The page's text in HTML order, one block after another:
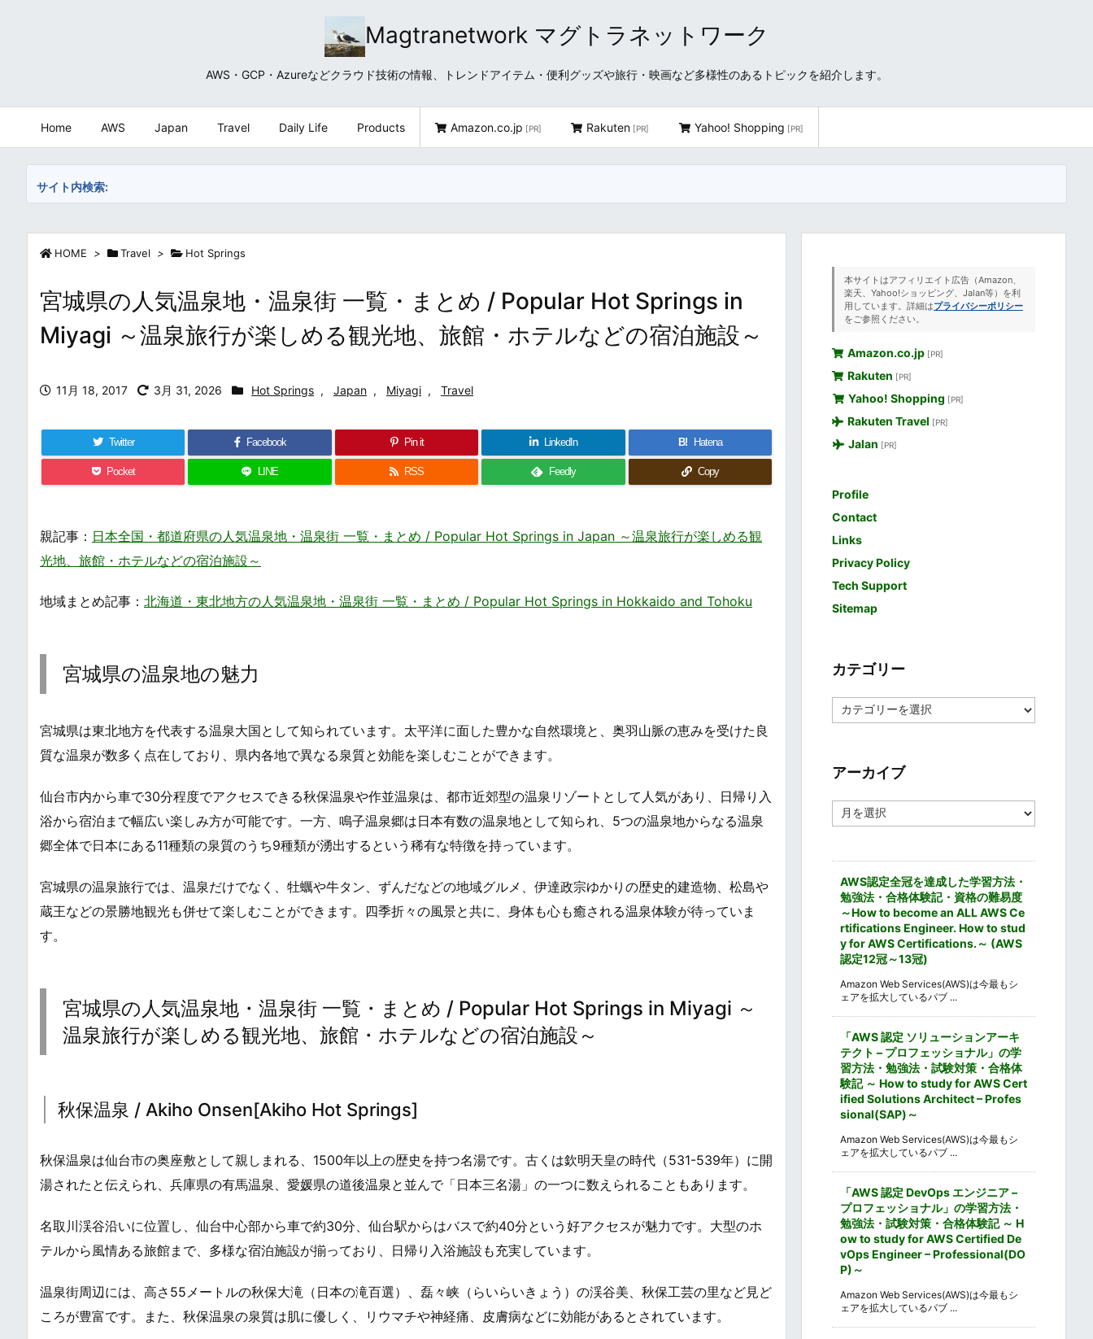
Magtranetwork マグトラネットワーク
AWS・GCP・Azureなどクラウド技術の情報、トレンドアイテム・便利グッズや旅行・映画など多様性のあるトピックを紹介します。
Home AWS Japan Travel Daily Life Products Amazon.co.jp [PR] Rakuten [PR] Yahoo! Shopping [PR]
サイト内検索:
HOME > Travel > Hot Springs
宮城県の人気温泉地・温泉街 一覧・まとめ / Popular Hot Springs in
Miyagi ～温泉旅行が楽しめる観光地、旅館・ホテルなどの宿泊施設～
11月 18, 2017 3月 31, 2026 Hot Springs , Japan , Miyagi , Travel
Twitter Facebook Pin it LinkedIn B! Hatena
Pocket LINE RSS Feedly Copy
親記事： 日本全国・都道府県の人気温泉地・温泉街 一覧・まとめ / Popular Hot Springs in Japan ～温泉旅行が楽しめる観
光地、旅館・ホテルなどの宿泊施設～
地域まとめ記事： 北海道・東北地方の人気温泉地・温泉街 一覧・まとめ / Popular Hot Springs in Hokkaido and Tohoku
宮城県の温泉地の魅力
宮城県は東北地方を代表する温泉大国として知られています。太平洋に面した豊かな自然環境と、奥羽山脈の恵みを受けた良
質な温泉が数多く点在しており、県内各地で異なる泉質と効能を楽しむことができます。
仙台市内から車で30分程度でアクセスできる秋保温泉や作並温泉は、都市近郊型の温泉リゾートとして人気があり、日帰り入
浴から宿泊まで幅広い楽しみ方が可能です。一方、鳴子温泉郷は日本有数の温泉地として知られ、5つの温泉地からなる温泉
郷全体で日本にある11種類の泉質のうち9種類が湧出するという稀有な特徴を持っています。
宮城県の温泉旅行では、温泉だけでなく、牡蠣や牛タン、ずんだなどの地域グルメ、伊達政宗ゆかりの歴史的建造物、松島や
蔵王などの景勝地観光も併せて楽しむことができます。四季折々の風景と共に、身体も心も癒される温泉体験が待っていま
す。
宮城県の人気温泉地・温泉街 一覧・まとめ / Popular Hot Springs in Miyagi ～
温泉旅行が楽しめる観光地、旅館・ホテルなどの宿泊施設～
秋保温泉 / Akiho Onsen[Akiho Hot Springs]
秋保温泉は仙台市の奥座敷として親しまれる、1500年以上の歴史を持つ名湯です。古くは欽明天皇の時代（531-539年）に開
湯されたと伝えられ、兵庫県の有馬温泉、愛媛県の道後温泉と並んで「日本三名湯」の一つに数えられることもあります。
名取川渓谷沿いに位置し、仙台中心部から車で約30分、仙台駅からはバスで約40分という好アクセスが魅力です。大型のホ
テルから風情ある旅館まで、多様な宿泊施設が揃っており、日帰り入浴施設も充実しています。
温泉街周辺には、高さ55メートルの秋保大滝（日本の滝百選）、磊々峡（らいらいきょう）の渓谷美、秋保工芸の里など見ど
ころが豊富です。また、秋保温泉の泉質は肌に優しく、リウマチや神経痛、皮膚病などに効能があるとされています。
本サイトはアフィリエイト広告（Amazon、
楽天、Yahoo!ショッピング、Jalan等）を利
用しています。詳細はプライバシーポリシー
をご参照ください。
Amazon.co.jp [PR]
Rakuten [PR]
Yahoo! Shopping [PR]
Rakuten Travel [PR]
Jalan [PR]
Profile
Contact
Links
Privacy Policy
Tech Support
Sitemap
カテゴリー
テ
ー
アーカイブ
ー
AWS認定全冠を達成した学習方法・
勉強法・合格体験記・資格の難易度
～How to become an ALL AWS Ce
rtifications Engineer. How to stud
y for AWS Certifications.～ (AWS
認定12冠～13冠)
Amazon Web Services(AWS)は今最もシ
ェアを拡大しているパブ ...
「AWS 認定 ソリューションアーキ
テクト – プロフェッショナル」の学
習方法・勉強法・試験対策・合格体
験記 ～ How to study for AWS Cert
ified Solutions Architect – Profes
sional(SAP)～
Amazon Web Services(AWS)は今最もシ
ェアを拡大しているパブ ...
「AWS 認定 DevOps エンジニア –
プロフェッショナル」の学習方法・
勉強法・試験対策・合格体験記 ～ H
ow to study for AWS Certified De
vOps Engineer – Professional(DO
P)～
Amazon Web Services(AWS)は今最もシ
ェアを拡大しているパブ ...